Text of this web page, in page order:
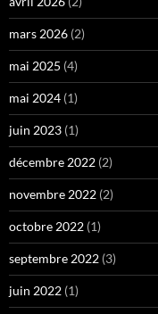
mars 2026 (2)
mai 2025 (4)
mai 2024 (1)
juin 2023 (1)
décembre 2022 (2)
novembre 2022 (2)
octobre 2022 (1)
septembre 2022 (3)
juin 2022 (1)